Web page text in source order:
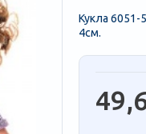
Кукла 6051-
4см.